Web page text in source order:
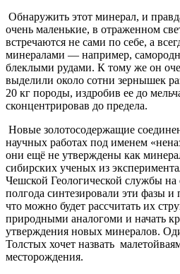
Обнаружить этот минерал, и
очень маленькие, в отраженном
встречаются не сами по себе, а
минералами — например,
блеклыми рудами. К тому же он
выделили около сотни зернышек
20 кг породы, издробив ее до
сконцентрировав до предела.
Новые золотосодержащие
научных работах под именем
они ещё не утверждены как
сибирских ученых из
Чешской Геологической службы
полгода синтезировали эти фазы и
что можно будет рассчитать их
природными аналогоми и начать
утверждения новых минералов.
Толстых хочет назвать
месторождения.